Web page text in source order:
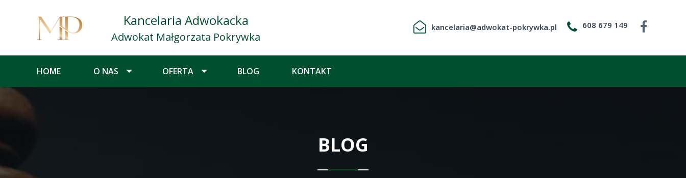
Kancelaria Adwokacka
Adwokat Małgorzata Pokrywka
kancelaria@adwokat-pokrywka.pl 608 679 149
HOME O NAS OFERTA BLOG KONTAKT
BLOG